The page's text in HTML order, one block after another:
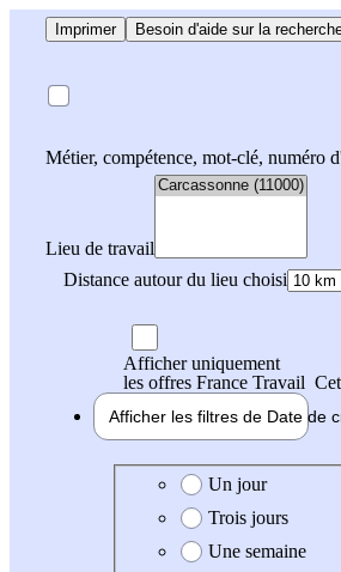
Imprimer Besoin d'aide sur la
Métier, compétence, mot-clé, numéro
Lieu de travail
Distance autour du lieu choisi
Afficher uniquement
les offres France Travail
Afficher les filtres de Date de
Date de création de l'offre
Un jour
Trois jours
Une semaine